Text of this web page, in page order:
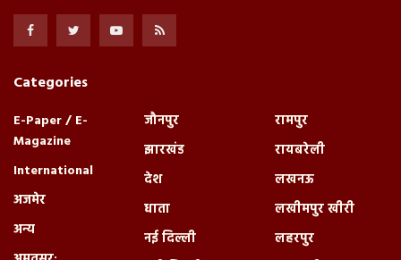
Categories
E-Paper / E-
Magazine
International
अजमेर
अन्य
जौनपुर
झारखंड
देश
धाता
नई दिल्ली
रामपुर
रायबरेली
लखनऊ
लखीमपुर खीरी
लहरपुर